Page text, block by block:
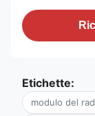
Etichette:
modulo del